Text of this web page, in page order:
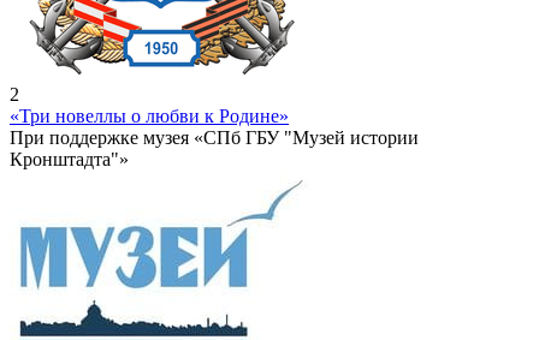
2
«Три новеллы о любви к Родине»
При поддержке музея «СПб ГБУ "Музей истории
Кронштадта"»